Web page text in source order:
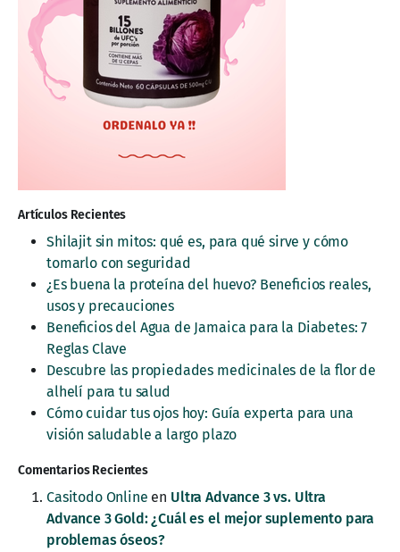
Artículos Recientes
Shilajit sin mitos: qué es, para qué sirve y cómo
tomarlo con seguridad
¿Es buena la proteína del huevo? Beneficios reales,
usos y precauciones
Beneficios del Agua de Jamaica para la Diabetes: 7
Reglas Clave
Descubre las propiedades medicinales de la flor de
alhelí para tu salud
Cómo cuidar tus ojos hoy: Guía experta para una
visión saludable a largo plazo
Comentarios Recientes
Casitodo Online en Ultra Advance 3 vs. Ultra
Advance 3 Gold: ¿Cuál es el mejor suplemento para
problemas óseos?